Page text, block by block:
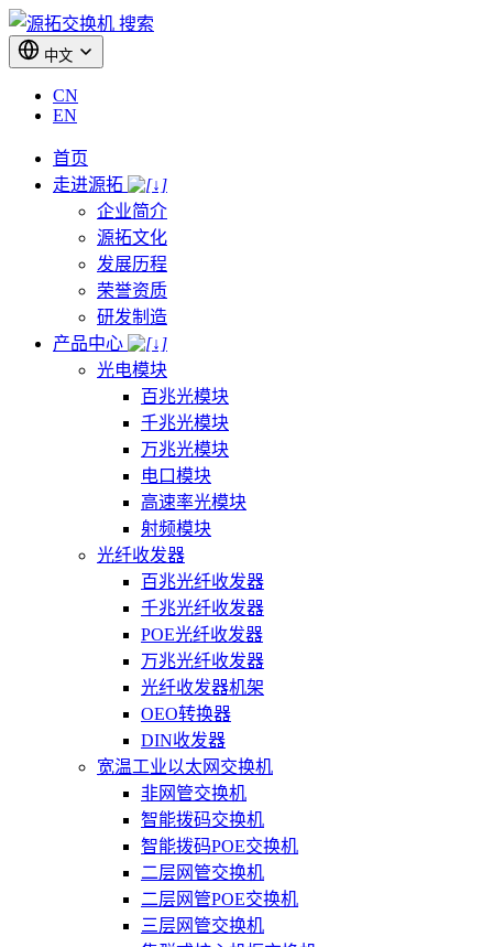
搜索
中文
CN
EN
首页
走进源拓
企业简介
源拓文化
发展历程
荣誉资质
研发制造
产品中心
光电模块
百兆光模块
千兆光模块
万兆光模块
电口模块
高速率光模块
射频模块
光纤收发器
百兆光纤收发器
千兆光纤收发器
POE光纤收发器
万兆光纤收发器
光纤收发器机架
OEO转换器
DIN收发器
宽温工业以太网交换机
非网管交换机
智能拨码交换机
智能拨码POE交换机
二层网管交换机
二层网管POE交换机
三层网管交换机